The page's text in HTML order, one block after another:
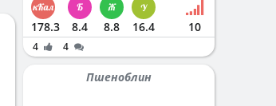
178.3 8.4 8.8 16.4 10
4 4
Пшеноблин